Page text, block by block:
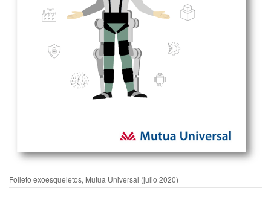
Folleto exoesqueletos, Mutua Universal (julio 2020)